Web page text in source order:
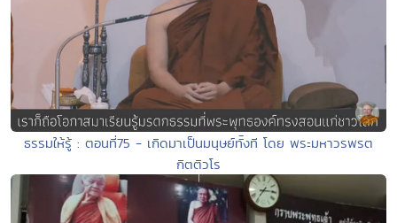
ธรรมให้รู้ : ตอนที่75 - เกิดมาเป็นมนุษย์ทัังที โดย พระมหาวรพรต
กิตติวโร